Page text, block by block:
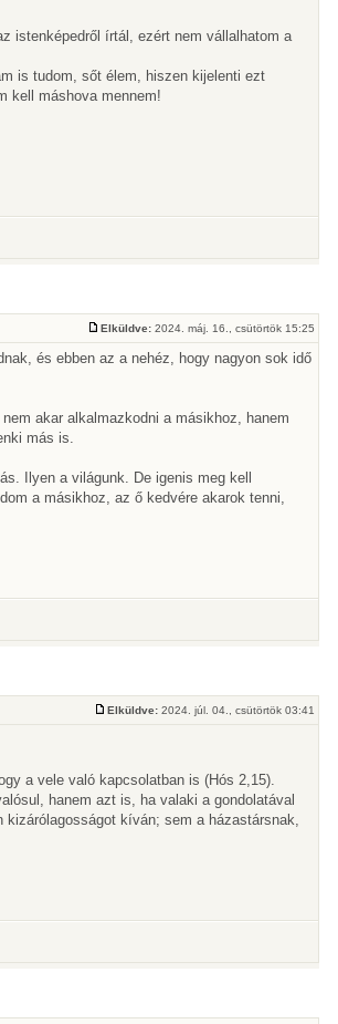
istenképedről írtál, ezért nem vállalhatom a
is tudom, sőt élem, hiszen kijelenti ezt
kell máshova mennem!
Elküldve: 2024. máj. 16., csütörtök 15:25
és ebben az a nehéz, hogy nagyon sok idő
akar alkalmazkodni a másikhoz, hanem
más is.
Ilyen a világunk. De igenis meg kell
a másikhoz, az ő kedvére akarok tenni,
Elküldve: 2024. júl. 04., csütörtök 03:41
a vele való kapcsolatban is (Hós 2,15).
hanem azt is, ha valaki a gondolatával
kíván; sem a házastársnak,